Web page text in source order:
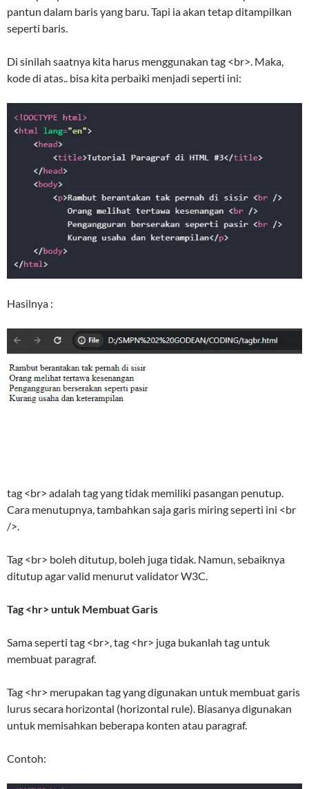
pantun dalam baris yang baru. Tapi ia akan tetap ditampilkan
seperti baris.
Di sinilah saatnya kita harus menggunakan tag <br>. Maka,
kode di atas.. bisa kita perbaiki menjadi seperti ini:
Hasilnya :
tag <br> adalah tag yang tidak memiliki pasangan penutup.
Cara menutupnya, tambahkan saja garis miring seperti ini <br
/>.
Tag <br> boleh ditutup, boleh juga tidak. Namun, sebaiknya
ditutup agar valid menurut validator W3C.
Tag <hr> untuk Membuat Garis
Sama seperti tag <br>, tag <hr> juga bukanlah tag untuk
membuat paragraf.
Tag <hr> merupakan tag yang digunakan untuk membuat garis
lurus secara horizontal (horizontal rule). Biasanya digunakan
untuk memisahkan beberapa konten atau paragraf.
Contoh: